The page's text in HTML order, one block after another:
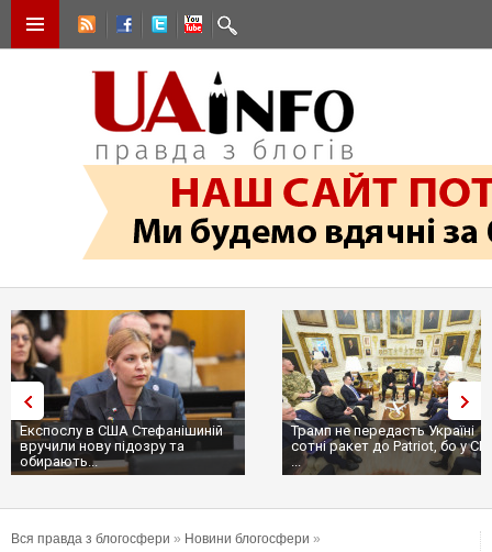
Експослу в США Стефанішиній
вручили нову підозру та
обирають...
Трамп не передасть Україні
сотні ракет до Patriot, бо у
...
Вся правда з блогосфери » Новини блогосфери »